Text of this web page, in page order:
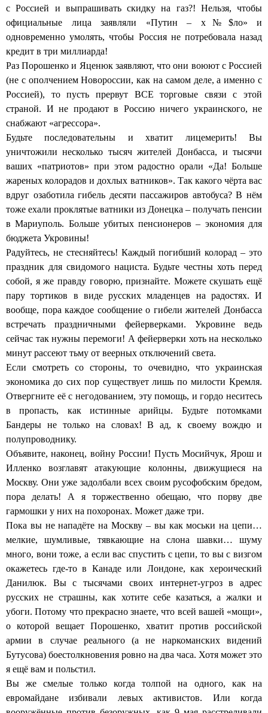
с Россией и выпрашивать скидку на газ?! Нельзя, чтобы
официальные лица заявляли «Путин – х№$ло» и
одновременно умолять, чтобы Россия не потребовала назад
кредит в три миллиарда!
Раз Порошенко и Яценюк заявляют, что они воюют с Россией
(не с ополчением Новороссии, как на самом деле, а именно с
Россией), то пусть прервут ВСЕ торговые связи с этой
страной. И не продают в Россию ничего украинского, не
снабжают «агрессора».
Будьте последовательны и хватит лицемерить! Вы
уничтожили несколько тысяч жителей Донбасса, и тысячи
ваших «патриотов» при этом радостно орали «Да! Больше
жареных колорадов и дохлых ватников». Так какого чёрта вас
вдруг озаботила гибель десяти пассажиров автобуса? В нём
тоже ехали проклятые ватники из Донецка – получать пенсии
в Мариуполь. Больше убитых пенсионеров – экономия для
бюджета Укровины!
Радуйтесь, не стесняйтесь! Каждый погибший колорад – это
праздник для свидомого нациста. Будьте честны хоть перед
собой, я же правду говорю, признайте. Можете скушать ещё
пару тортиков в виде русских младенцев на радостях. И
вообще, пора каждое сообщение о гибели жителей Донбасса
встречать праздничными фейерверками. Укровине ведь
сейчас так нужны перемоги! А фейерверки хоть на несколько
минут рассеют тьму от веерных отключений света.
Если смотреть со стороны, то очевидно, что украинская
экономика до сих пор существует лишь по милости Кремля.
Отвергните её с негодованием, эту помощь, и гордо неситесь
в пропасть, как истинные арийцы. Будьте потомками
Бандеры не только на словах! В ад, к своему вождю и
полупроводнику.
Объявите, наконец, войну России! Пусть Мосийчук, Ярош и
Илленко возглавят атакующие колонны, движущиеся на
Москву. Они уже задолбали всех своим русофобским бредом,
пора делать! А я торжественно обещаю, что порву две
гармошки у них на похоронах. Может даже три.
Пока вы не нападёте на Москву – вы как моськи на цепи…
мелкие, шумливые, тявкающие на слона шавки… шуму
много, вони тоже, а если вас спустить с цепи, то вы с визгом
окажетесь где-то в Канаде или Лондоне, как хероический
Данилюк. Вы с тысячами своих интернет-угроз в адрес
русских не страшны, как хотите себе казаться, а жалки и
убоги. Потому что прекрасно знаете, что всей вашей «мощи»,
о которой вещает Порошенко, хватит против российской
армии в случае реального (а не наркоманских видений
Бутусова) боестолкновения ровно на два часа. Хотя может это
я ещё вам и польстил.
Вы же смелые только когда толпой на одного, как на
евромайдане избивали левых активистов. Или когда